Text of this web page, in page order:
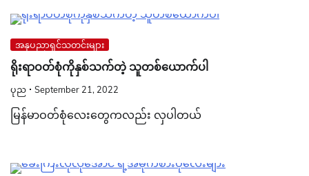
အနုပညာရှင်သတင်းများ
ရိုးရာဝတ်စုံကိုနှစ်သက်တဲ့ သူတစ်ယောက်ပါ
ပုည September 21, 2022
မြန်မာဝတ်စုံလေးတွေကလည်း လှပါတယ်